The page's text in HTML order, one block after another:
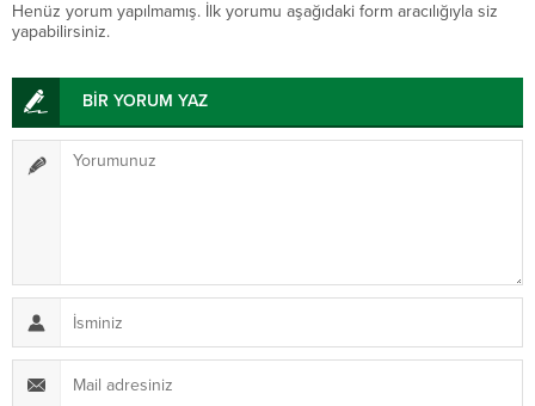
Henüz yorum yapılmamış. İlk yorumu aşağıdaki form aracılığıyla siz
yapabilirsiniz.
BİR YORUM YAZ